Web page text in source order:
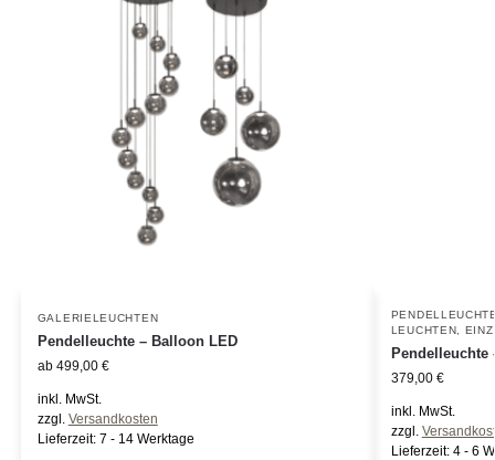
GALERIELEUCHTEN
Pendelleuchte – Balloon LED
ab 499,00 €
inkl. MwSt.
zzgl. Versandkosten
Lieferzeit: 7 - 14 Werktage
LEUCHTEN
Pendelleuchte
379,00 €
inkl. MwSt.
zzgl.
Lieferzeit: 4 - 6